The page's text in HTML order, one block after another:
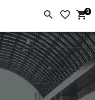
search favorite_border
la
0
shopping_cart